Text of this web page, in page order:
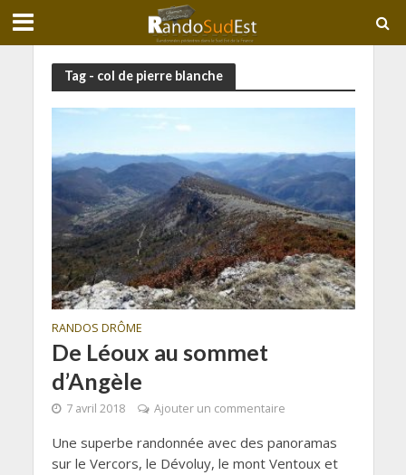
Tag - col de pierre blanche
RANDOS DRÔME
De Léoux au sommet
d’Angèle
7 avril 2018 Ajouter un commentaire
Une superbe randonnée avec des panoramas
sur le Vercors, le Dévoluy, le mont Ventoux et